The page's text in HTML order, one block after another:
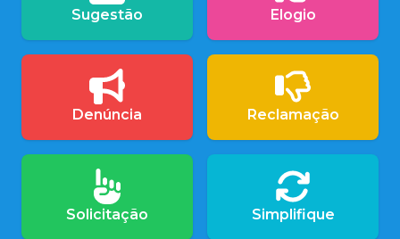
Sugestão Elogio
Denúncia Reclamação
Solicitação Simplifique